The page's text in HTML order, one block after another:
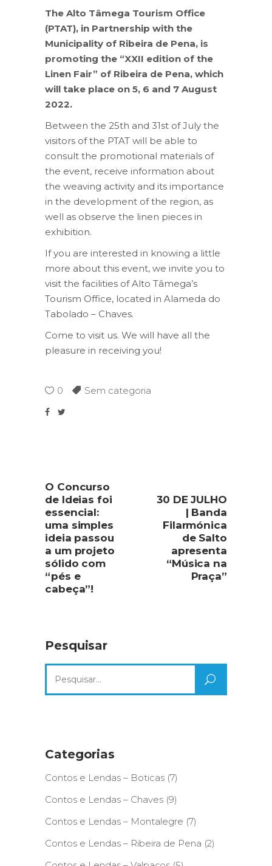
The Alto Tâmega Tourism Office
(PTAT), in Partnership with the
Municipality of Ribeira de Pena, is
promoting the “XXII edition of the
Linen Fair” of Ribeira de Pena, which
will take place on 5, 6 and 7 August
2022.
Between the 25th and 31st of July the
visitors of the PTAT will be able to
consult the promotional materials of
the event, receive information about
the weaving activity and its importance
in the development of the region, as
well as observe the linen pieces in
exhibition.
If you are interested in knowing a little
more about this event, we invite you to
visit the facilities of Alto Tâmega’s
Tourism Office, located in Alameda do
Tabolado – Chaves.
Come to visit us. We will have all the
pleasure in receiving you!
0 Sem categoria
O Concurso
de Ideias foi
essencial:
uma simples
ideia passou
a um projeto
sólido com
“pés e
cabeça”!
30 DE JULHO
| Banda
Filarmónica
de Salto
apresenta
“Música na
Praça”
Pesquisar
for:
Categorias
Contos e Lendas – Boticas (7)
Contos e Lendas – Chaves (9)
Contos e Lendas – Montalegre (7)
Contos e Lendas – Ribeira de Pena (2)